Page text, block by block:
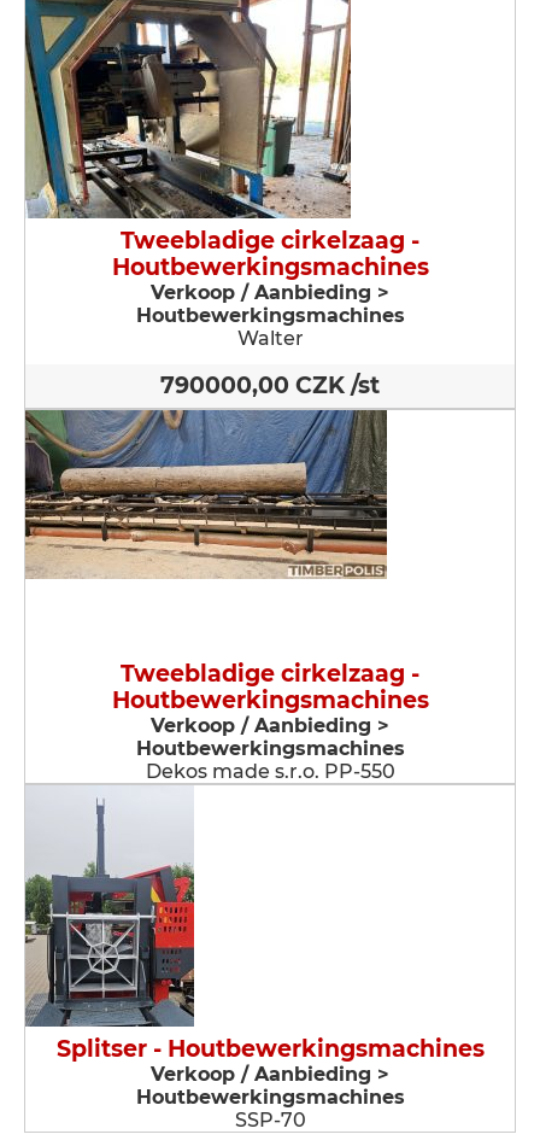
Tweebladige cirkelzaag -
Houtbewerkingsmachines
Verkoop / Aanbieding >
Houtbewerkingsmachines
Walter
790000,00 CZK /st
Tweebladige cirkelzaag -
Houtbewerkingsmachines
Verkoop / Aanbieding >
Houtbewerkingsmachines
Dekos made s.r.o. PP-550
Splitser - Houtbewerkingsmachines
Verkoop / Aanbieding >
Houtbewerkingsmachines
SSP-70